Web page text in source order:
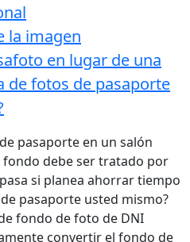
la imagen
en lugar de una
de fotos de pasaporte
pasaporte en un salón
fondo debe ser tratado por
si planea ahorrar tiempo
pasaporte usted mismo?
fondo de foto de DNI
convertir el fondo de